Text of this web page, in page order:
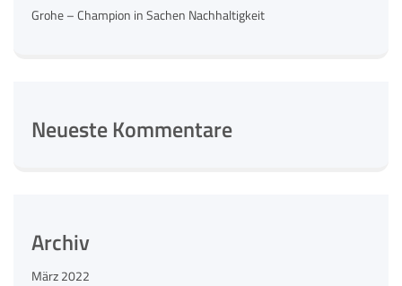
Grohe – Champion in Sachen Nachhaltigkeit
Neueste Kommentare
Archiv
März 2022